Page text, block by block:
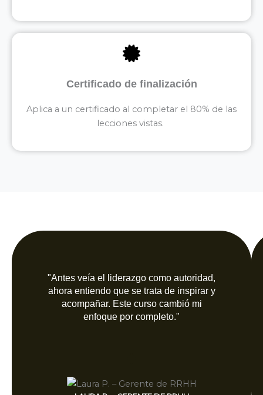
Certificado de finalización
Aplica a un certificado al completar el 80% de las
lecciones vistas.
"Antes veía el liderazgo como autoridad,
ahora entiendo que se trata de inspirar y
acompañar. Este curso cambió mi
enfoque por completo."